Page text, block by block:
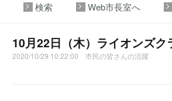
検索 Web市長室へ
10月22日（木）ライオンズ
2020/10/29 10:22:00 市民の皆さんの活躍